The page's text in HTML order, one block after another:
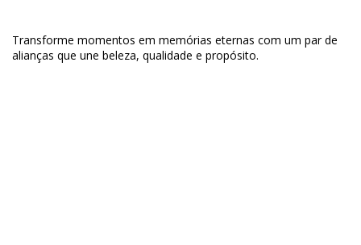
Transforme momentos em memórias eternas com um par de
alianças que une beleza, qualidade e propósito.